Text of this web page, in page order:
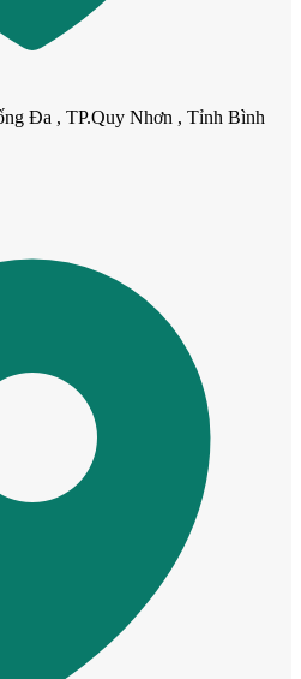
cưng
Đa , TP.Quy Nhơn , Tỉnh Bình